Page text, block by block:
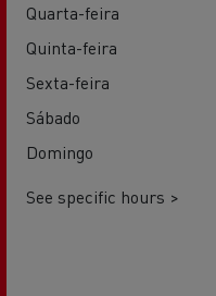
Quarta-feira
Quinta-feira
Sexta-feira
Sábado
Domingo
See specific hours >